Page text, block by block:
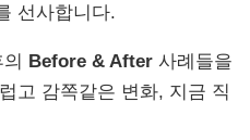
선사합니다.
Before & After 사례들을
고 감쪽같은 변화, 지금 직